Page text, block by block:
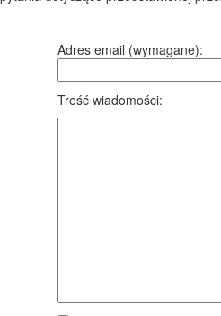
Adres email (wymagane):
Treść wiadomości: